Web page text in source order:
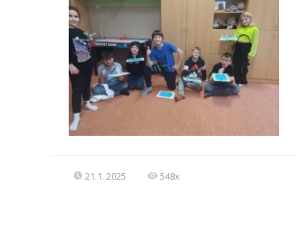
21.1. 2025 548x